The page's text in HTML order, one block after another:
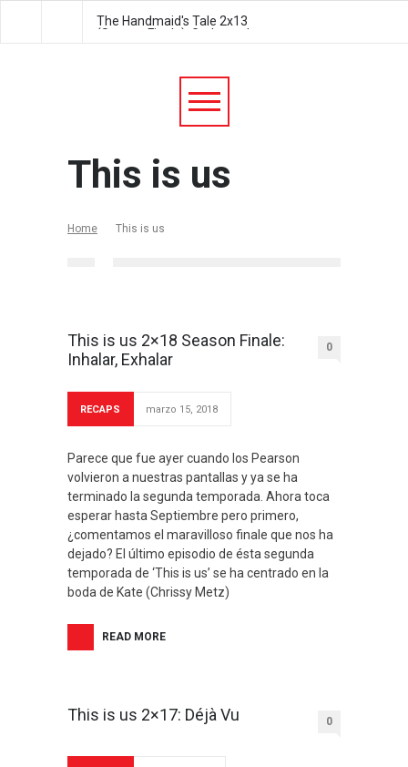
The Handmaid's Tale 2x13
(Season Finale): Godspeed
This is us
Home This is us
This is us 2×18 Season Finale:
Inhalar, Exhalar
0
RECAPS marzo 15, 2018
Parece que fue ayer cuando los Pearson
volvieron a nuestras pantallas y ya se ha
terminado la segunda temporada. Ahora toca
esperar hasta Septiembre pero primero,
¿comentamos el maravilloso finale que nos ha
dejado? El último episodio de ésta segunda
temporada de ‘This is us’ se ha centrado en la
boda de Kate (Chrissy Metz)
READ MORE
This is us 2×17: Déjà Vu 0